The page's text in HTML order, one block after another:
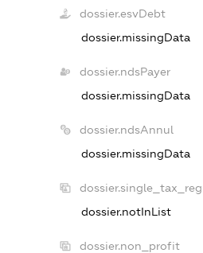
dossier.esvDebt
dossier.missingData
dossier.ndsPayer
dossier.missingData
dossier.ndsAnnul
dossier.missingData
dossier.single_tax_reg
dossier.notInList
dossier.non_profit